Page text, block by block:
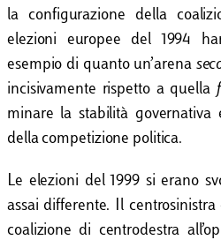
la configurazione della
elezioni europee del 1994
esempio di quanto un’arena
incisivamente rispetto a quella
minare la stabilità
della competizione politica.
Le elezioni del 1999 si erano
assai differente. Il
coalizione di centrodestra